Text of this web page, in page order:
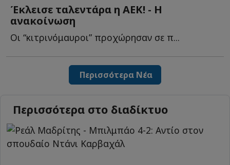
Έκλεισε ταλεντάρα η ΑΕΚ! - Η
ανακοίνωση
Οι “κιτρινόμαυροι” προχώρησαν σε π...
Περισσότερα Νέα
Περισσότερα στο διαδίκτυο